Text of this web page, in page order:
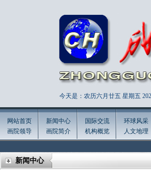
今天是：农历六月廿五 星期五
网站首页
画院领导
新闻中心
画院简介
国际交流
机构概览
环球风采
人文地理
新闻中心